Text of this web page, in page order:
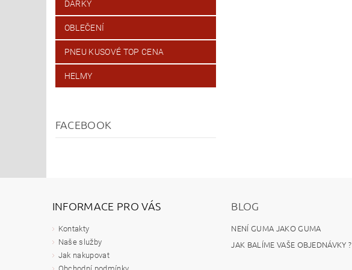
DÁRKY
OBLEČENÍ
PNEU KUSOVÉ TOP CENA
HELMY
FACEBOOK
INFORMACE PRO VÁS
Kontakty
Naše služby
Jak nakupovat
BLOG
NENÍ GUMA JAKO GUMA
JAK BALÍME VAŠE OBJEDNÁVKY ?